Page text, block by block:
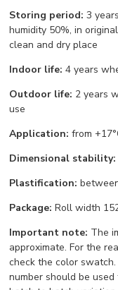
Storing period: 3
humidity 50%, in
clean and dry place
Indoor life: 4 years
Outdoor life: 2 years
use
Application: from
Dimensional stability:
Plastification:
Package: Roll width
Important note: The
approximate. For the
check the color
number should be